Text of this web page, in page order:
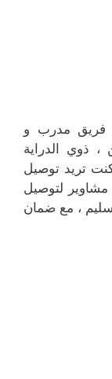
و فريق مدرب و
، ذوي الدراية
تريد توصيل
مشاوير لتوصيل
، مع ضمان